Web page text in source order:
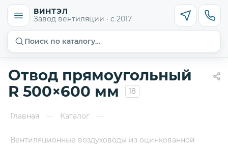
ВИНТЭЛ
Завод вентиляции · с 2017
Поиск по каталогу…
Отвод прямоугольный
R 500×600 мм
18
Главная — Каталог —
Вентиляционные воздуховоды из оцинкованной